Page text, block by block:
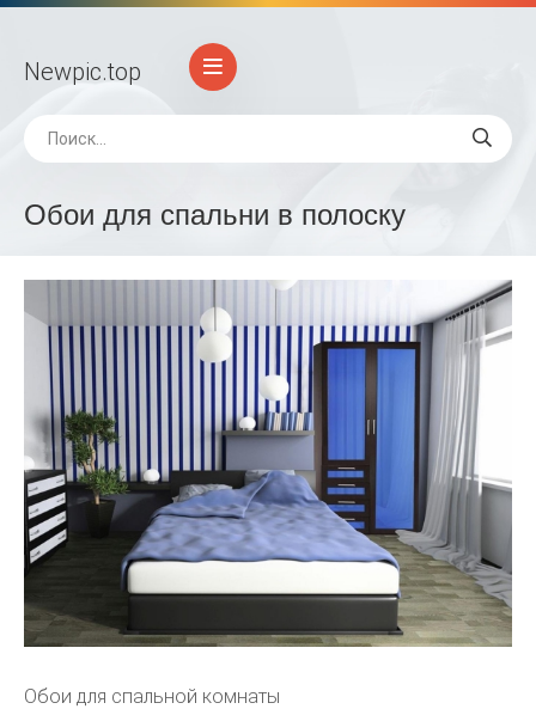
Newpic.top
Обои для спальни в полоску
Обои для спальной комнаты